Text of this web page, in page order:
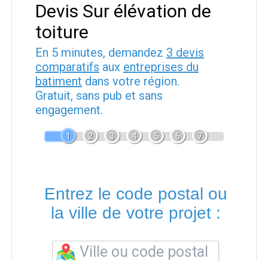
Devis Sur élévation de
toiture
En 5 minutes, demandez 3 devis
comparatifs aux entreprises du
batiment dans votre région.
Gratuit, sans pub et sans
engagement.
1 2 3 4 5 6 7
Entrez le code postal ou
la ville de votre projet :